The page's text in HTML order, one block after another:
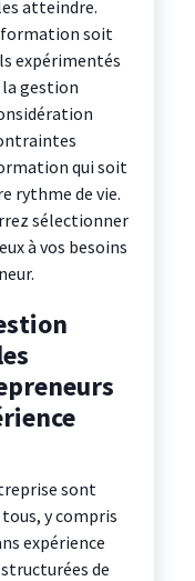
atteindre.
formation soit
expérimentés
la gestion
qui soit
rythme de vie.
sélectionner
à vos besoins
sont
y compris
expérience
de